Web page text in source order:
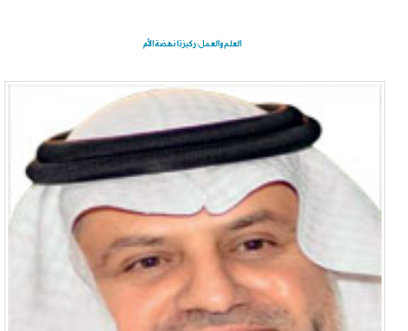
العلم والعمل: ركيزتا نهضة الأم